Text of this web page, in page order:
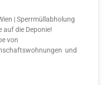
| Sperrmüllabholung
auf die Deponie!
von
und